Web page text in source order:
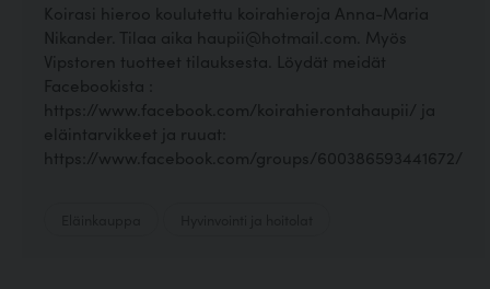
Koirasi hieroo koulutettu koirahieroja Anna-Maria
Nikander. Tilaa aika haupii@hotmail.com. Myös
Vipstoren tuotteet tilauksesta. Löydät meidät
Facebookista :
https://www.facebook.com/koirahierontahaupii/ ja
eläintarvikkeet ja ruuat:
https://www.facebook.com/groups/600386593441672/